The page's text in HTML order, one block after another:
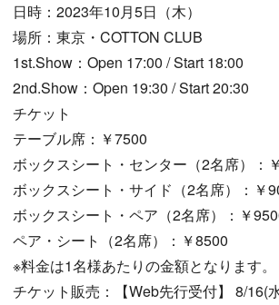
日時：2023年10月5日（木）
場所：東京・COTTON CLUB
1st.Show：Open 17:00 / Start 18:00
2nd.Show：Open 19:30 / Start 20:30
チケット
テーブル席：￥7500
ボックスシート・センター（2名席）：
ボックスシート・サイド（2名席）：￥
ボックスシート・ペア（2名席）：￥
ペア・シート（2名席）：￥8500
※料金は1名様あたりの金額となります。
チケット販売：【Web先行受付】 8/16(